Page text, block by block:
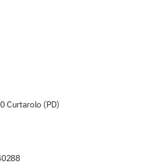
Curtarolo (PD)